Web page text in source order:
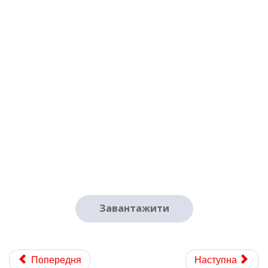
Завантажити
Попередня Наступна